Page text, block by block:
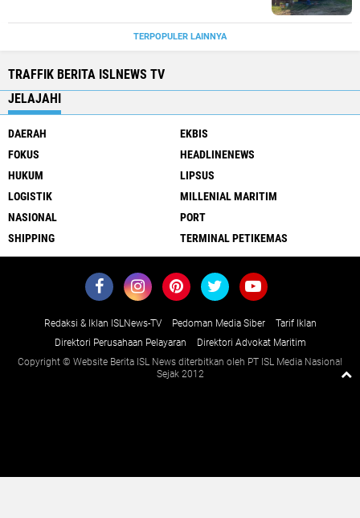
TERPOPULER LAINNYA
TRAFFIK BERITA ISLNEWS TV
JELAJAHI
DAERAH
EKBIS
FOKUS
HEADLINENEWS
HUKUM
LIPSUS
LOGISTIK
MILLENIAL MARITIM
NASIONAL
PORT
SHIPPING
TERMINAL PETIKEMAS
Redaksi & Iklan ISLNews-TV Pedoman Media Siber
Tarif Iklan
Direktori Perusahaan Pelayaran
Direktori Advokat Maritim
Copyright © Website Berita ISL News diterbitkan oleh PT ISL Media Nasional
Sejak 2012